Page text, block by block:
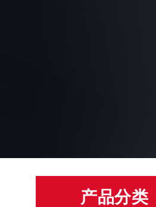
产品分类